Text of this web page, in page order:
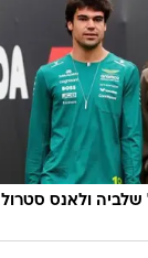
ולאנס סטרול